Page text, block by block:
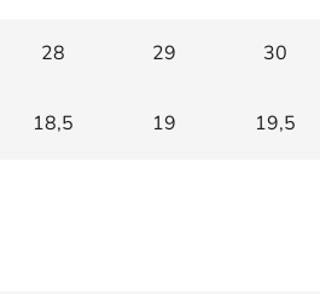
28 29 30
18,5 19 19,5